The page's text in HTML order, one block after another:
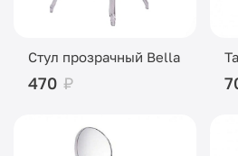
Стул прозрачный Bella
470 ₽